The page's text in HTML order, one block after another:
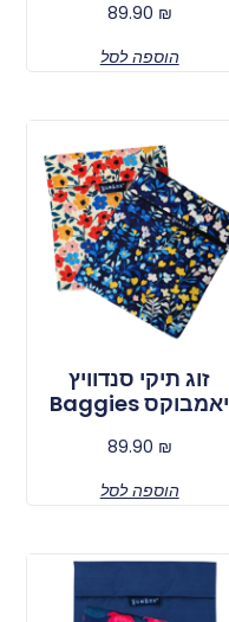
89.90 ₪
הוספה לסל
זוג תיקי סנדוויץ
יאמבוקס Baggies
89.90 ₪
הוספה לסל